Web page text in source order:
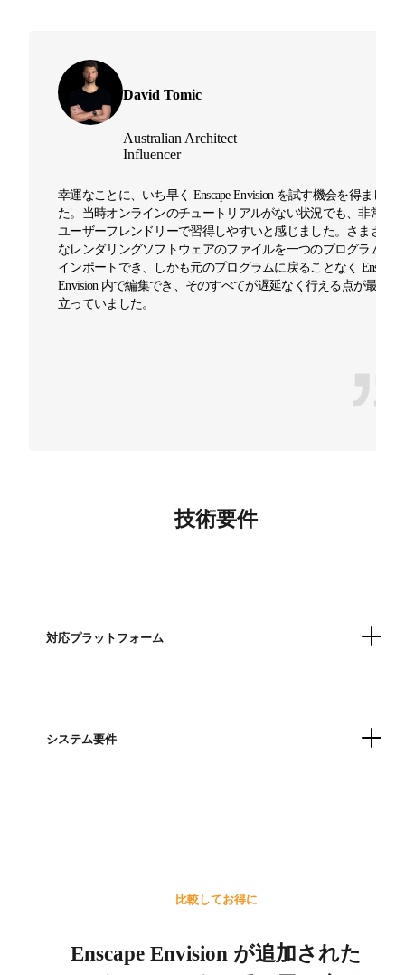
David Tomic
Australian Architect
Influencer
幸運なことに、いち早く Enscape Envision を試す機会を得まし
た。当時オンラインのチュートリアルがない状況でも、非常に
ユーザーフレンドリーで習得しやすいと感じました。さまざま
なレンダリングソフトウェアのファイルを一つのプログラムに
インポートでき、しかも元のプログラムに戻ることなく Enscape
Envision 内で編集でき、そのすべてが遅延なく行える点が最も際
立っていました。
技術要件
対応プラットフォーム
システム要件
Enscape Envision が追加された
比較してお得に